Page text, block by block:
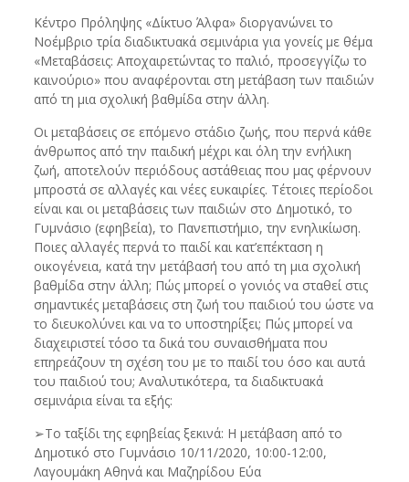
Κέντρο Πρόληψης «Δίκτυο Άλφα» διοργανώνει το
Νοέμβριο τρία διαδικτυακά σεμινάρια για γονείς με θέμα
«Μεταβάσεις: Αποχαιρετώντας το παλιό, προσεγγίζω το
καινούριο» που αναφέρονται στη μετάβαση των παιδιών
από τη μια σχολική βαθμίδα στην άλλη.
Oι μεταβάσεις σε επόμενο στάδιο ζωής, που περνά κάθε
άνθρωπος από την παιδική μέχρι και όλη την ενήλικη
ζωή, αποτελούν περιόδους αστάθειας που μας φέρνουν
μπροστά σε αλλαγές και νέες ευκαιρίες. Τέτοιες περίοδοι
είναι και οι μεταβάσεις των παιδιών στο Δημοτικό, το
Γυμνάσιο (εφηβεία), το Πανεπιστήμιο, την ενηλικίωση.
Ποιες αλλαγές περνά το παιδί και κατ’επέκταση η
οικογένεια, κατά την μετάβασή του από τη μια σχολική
βαθμίδα στην άλλη; Πώς μπορεί ο γονιός να σταθεί στις
σημαντικές μεταβάσεις στη ζωή του παιδιού του ώστε να
το διευκολύνει και να το υποστηρίξει; Πώς μπορεί να
διαχειριστεί τόσο τα δικά του συναισθήματα που
επηρεάζουν τη σχέση του με το παιδί του όσο και αυτά
του παιδιού του; Αναλυτικότερα, τα διαδικτυακά
σεμινάρια είναι τα εξής:
➢Το ταξίδι της εφηβείας ξεκινά: Η μετάβαση από το
Δημοτικό στο Γυμνάσιο 10/11/2020, 10:00-12:00,
Λαγουμάκη Αθηνά και Μαζηρίδου Εύα